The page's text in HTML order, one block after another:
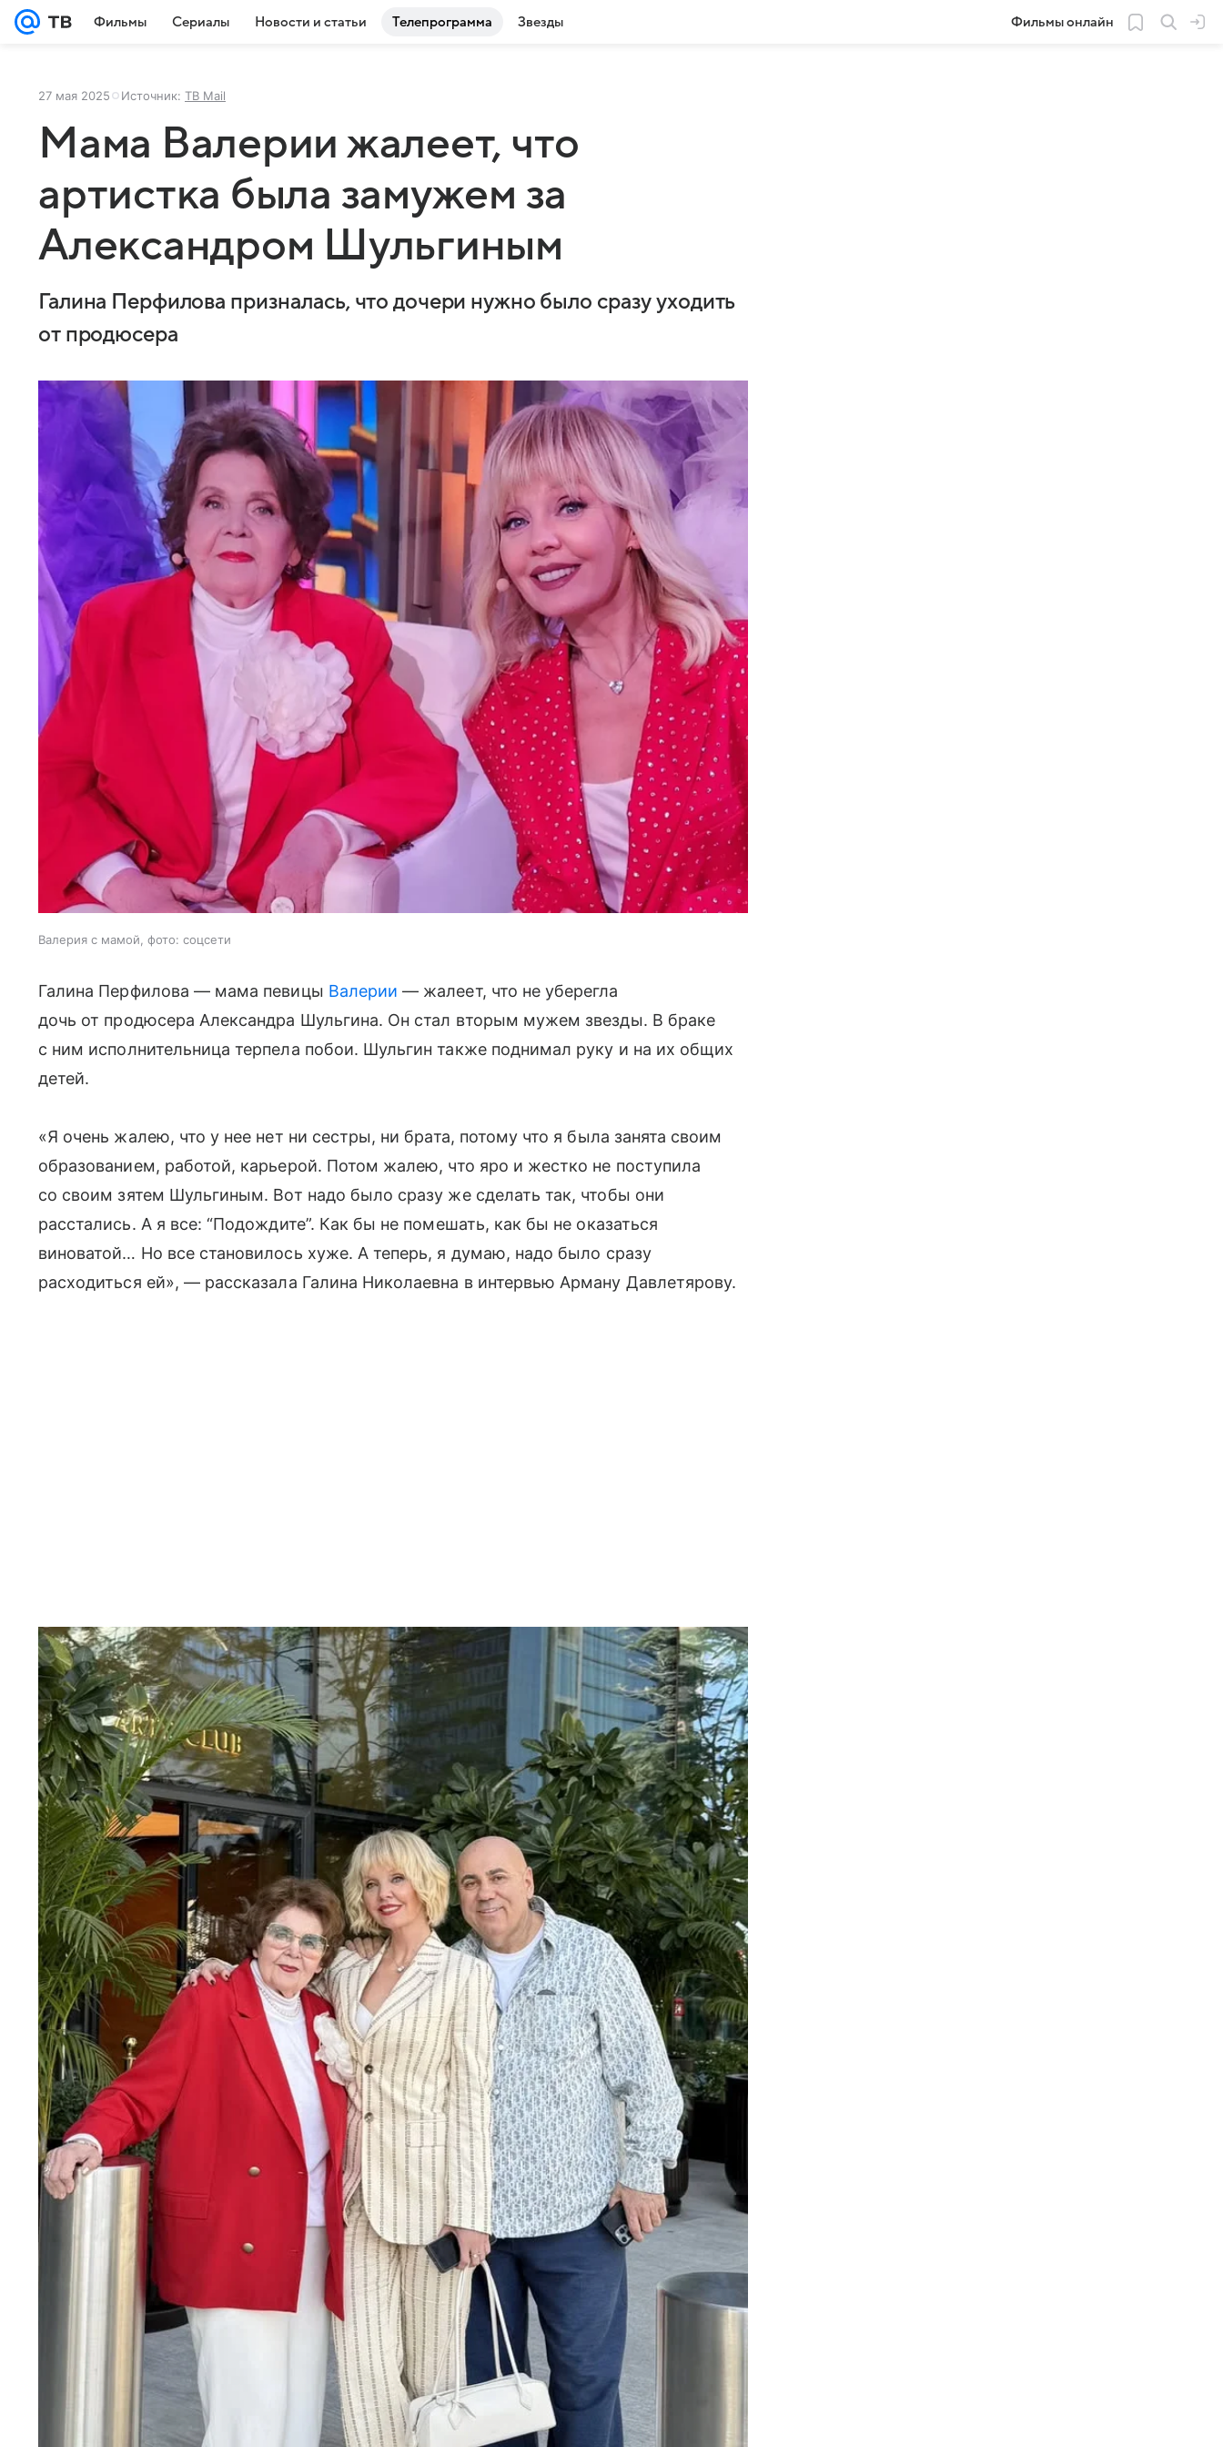
Фильмы Сериалы Новости и статьи Телепрограмма Звезды Фильмы онлайн
27 мая 2025 Источник: ТВ Mail
Мама Валерии жалеет, что
артистка была замужем за
Александром Шульгиным
Галина Перфилова призналась, что дочери нужно было сразу уходить
от продюсера
Валерия с мамой, фото: соцсети
Галина Перфилова — мама певицы Валерии — жалеет, что не уберегла
дочь от продюсера Александра Шульгина. Он стал вторым мужем звезды. В браке
с ним исполнительница терпела побои. Шульгин также поднимал руку и на их общих
детей.
«Я очень жалею, что у нее нет ни сестры, ни брата, потому что я была занята своим
образованием, работой, карьерой. Потом жалею, что яро и жестко не поступила
со своим зятем Шульгиным. Вот надо было сразу же сделать так, чтобы они
расстались. А я все: “Подождите”. Как бы не помешать, как бы не оказаться
виноватой… Но все становилось хуже. А теперь, я думаю, надо было сразу
расходиться ей», — рассказала Галина Николаевна в интервью Арману Давлетярову.